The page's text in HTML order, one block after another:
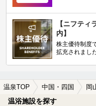
【ニフティ
内】
株主優待制度
拡充されまし
温泉TOP 中国・四国 岡
温浴施設を探す